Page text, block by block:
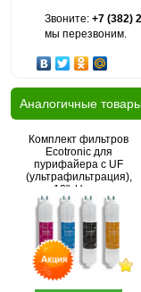
Звоните: +7 (382)
мы перезвоним.
Аналогичные
Комплект фильтров
Ecotronic для
пурифайера c UF
(ультрафильтрация),
12", U-тип